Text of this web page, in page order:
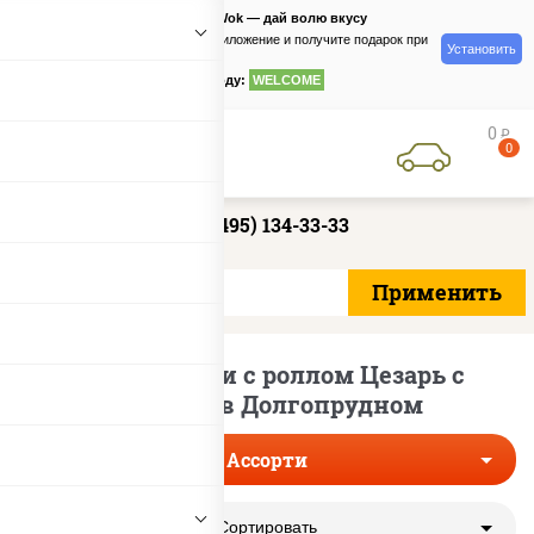
PizzaSushiWok — дай волю вкусу
Скачайте приложение и получите подарок при
по промокоду: WELCOME
Установить
0 руб
0
+7 (495) 134-33-33
Сеты ассорти с роллом Цезарь с
лососем в Долгопрудном
Ассорти
Сортировать